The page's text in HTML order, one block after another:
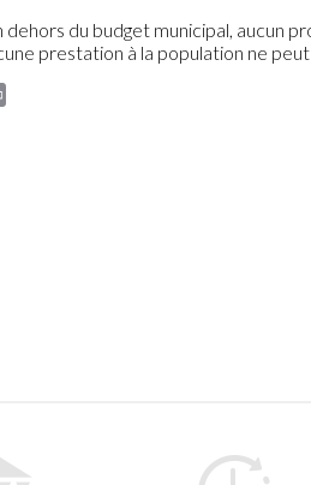
dehors du budget municipal, aucun
prestation à la population ne